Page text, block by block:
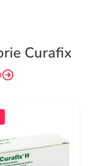
Curafix